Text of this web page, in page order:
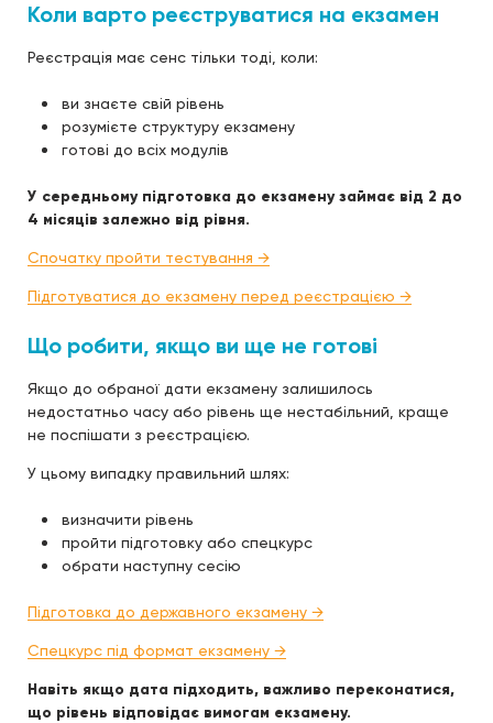
Коли варто реєструватися на екзамен
Реєстрація має сенс тільки тоді, коли:
ви знаєте свій рівень
розумієте структуру екзамену
готові до всіх модулів
У середньому підготовка до екзамену займає від 2 до
4 місяців залежно від рівня.
Спочатку пройти тестування →
Підготуватися до екзамену перед реєстрацією →
Що робити, якщо ви ще не готові
Якщо до обраної дати екзамену залишилось
недостатньо часу або рівень ще нестабільний, краще
не поспішати з реєстрацією.
У цьому випадку правильний шлях:
визначити рівень
пройти підготовку або спецкурс
обрати наступну сесію
Підготовка до державного екзамену →
Спецкурс під формат екзамену →
Навіть якщо дата підходить, важливо переконатися,
що рівень відповідає вимогам екзамену.